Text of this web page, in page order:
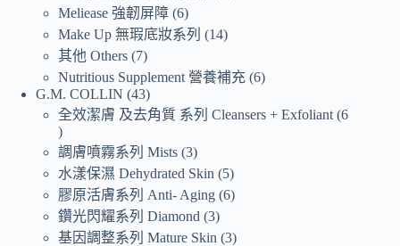
Meliease 強韌屏障 6
Make Up 無瑕底妝系列
14
其他 Others 7
Nutritious Supplement 營養補充 6
G.M. COLLIN 43
全效潔膚 及去角質 系列 Cleansers + Exfoliant 6
調膚噴霧系列 Mists 3
水漾保濕 Dehydrated Skin
5
膠原活膚系列 Anti- Aging 6
鑽光閃耀系列 Diamond 3
基因調整系列 Mature Skin 3